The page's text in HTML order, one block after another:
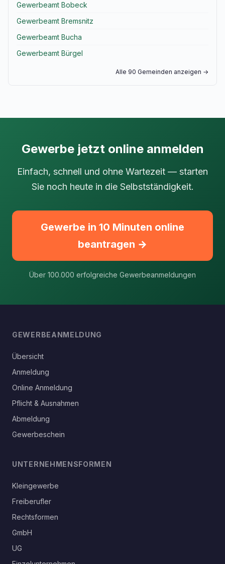
Gewerbeamt Bobeck
Gewerbeamt Bremsnitz
Gewerbeamt Bucha
Gewerbeamt Bürgel
Alle 90 Gemeinden anzeigen →
Gewerbe jetzt online anmelden
Einfach, schnell und ohne Wartezeit — starten
Sie noch heute in die Selbstständigkeit.
Gewerbe in 10 Minuten online
beantragen →
Über 100.000 erfolgreiche Gewerbeanmeldungen
GEWERBEANMELDUNG
Übersicht
Anmeldung
Online Anmeldung
Pflicht & Ausnahmen
Abmeldung
Gewerbeschein
UNTERNEHMENSFORMEN
Kleingewerbe
Freiberufler
Rechtsformen
GmbH
UG